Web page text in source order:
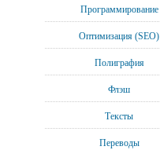
Программирование
Оптимизация (SEO)
Полиграфия
Флэш
Тексты
Переводы